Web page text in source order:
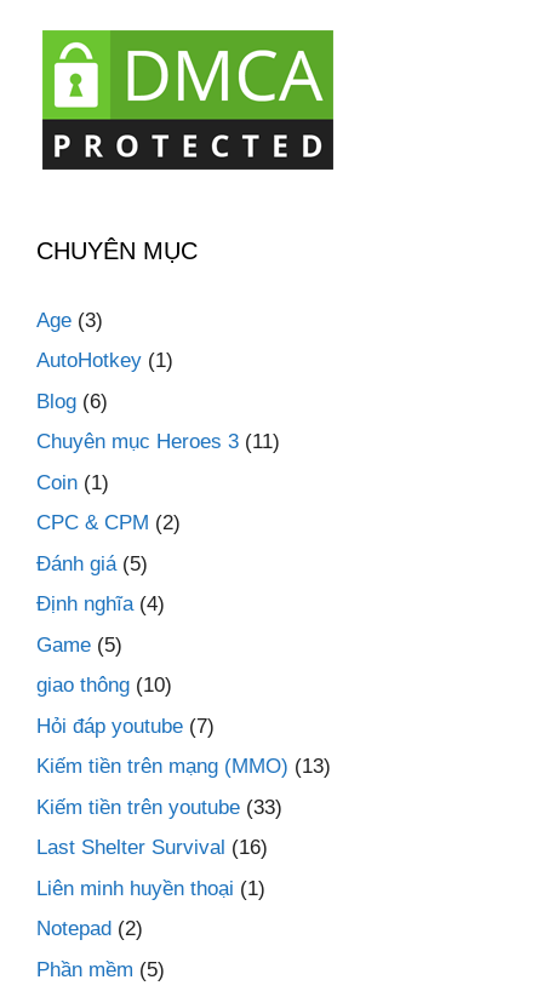
CHUYÊN MỤC
Age (3)
AutoHotkey (1)
Blog (6)
Chuyên mục Heroes 3 (11)
Coin (1)
CPC & CPM (2)
Đánh giá(5)
Định nghĩa(4)
Game (5)
giao thông (10)
Hỏi đáp youtube (7)
Kiếm tiền trên mạng (MMO) (13)
Kiếm tiền trên youtube (33)
Last Shelter Survival (16)
Liên minh huyền thoại (1)
Notepad (2)
Phần mềm (5)